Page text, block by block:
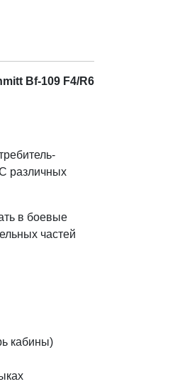
Bf-109 F4/R6
различных
в боевые
частей
кабины)